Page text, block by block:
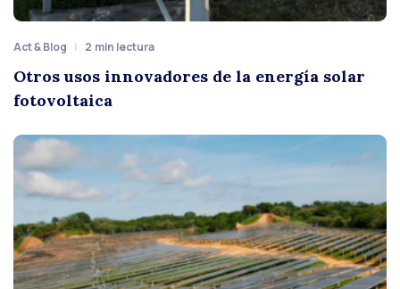
Act & Blog 2 min lectura
Otros usos innovadores de la energía solar
fotovoltaica